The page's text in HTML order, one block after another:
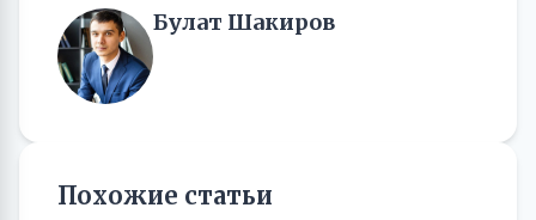
Булат Шакиров
Похожие статьи